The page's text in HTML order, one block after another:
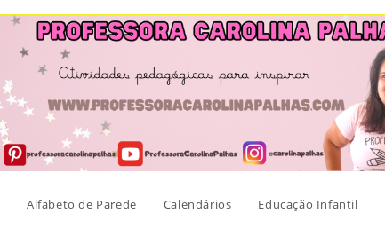
Skip
content
Alfabeto de Parede Calendários Educação Infantil